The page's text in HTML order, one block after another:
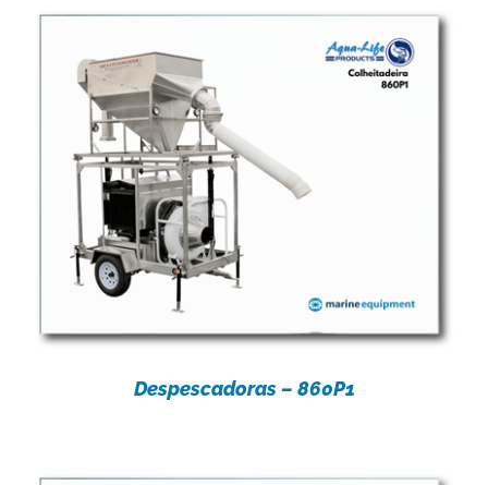
Despescadoras – 860P1